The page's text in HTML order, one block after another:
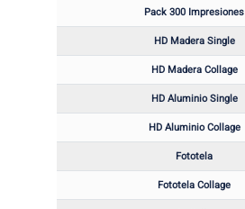
Pack 300 Impresiones
HD Madera Single
HD Madera Collage
HD Aluminio Single
HD Aluminio Collage
Fototela
Fototela Collage